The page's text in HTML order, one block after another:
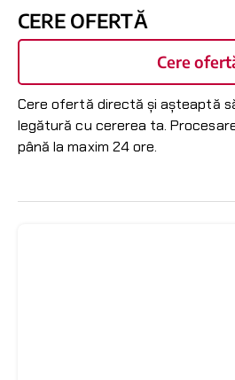
CERE OFERTĂ
Cere
Cere ofertă directă și așteaptă
legătură cu cererea ta.
până la maxim 24 ore.